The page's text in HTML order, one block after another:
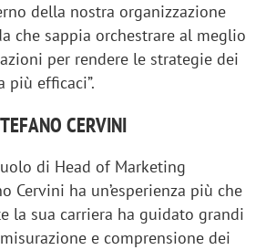
della nostra organizzazione
che sappia orchestrare al meglio
per rendere le strategie dei
più efficaci”.
CERVINI
di Head of Marketing
Cervini ha un’esperienza più che
la sua carriera ha guidato grandi
e comprensione dei